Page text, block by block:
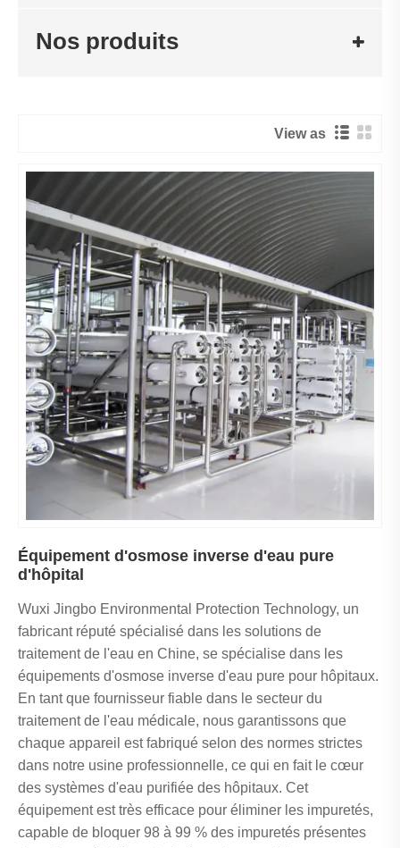
Nos produits
View as
Équipement d'osmose inverse d'eau pure
d'hôpital
Wuxi Jingbo Environmental Protection Technology, un
fabricant réputé spécialisé dans les solutions de
traitement de l'eau en Chine, se spécialise dans les
équipements d'osmose inverse d'eau pure pour hôpitaux.
En tant que fournisseur fiable dans le secteur du
traitement de l'eau médicale, nous garantissons que
chaque appareil est fabriqué selon des normes strictes
dans notre usine professionnelle, ce qui en fait le cœur
des systèmes d'eau purifiée des hôpitaux. Cet
équipement est très efficace pour éliminer les impuretés,
capable de bloquer 98 à 99 % des impuretés présentes